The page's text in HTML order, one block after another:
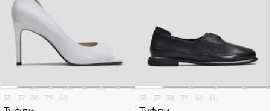
36 37 38 39 40 36 37 38 39 40 41